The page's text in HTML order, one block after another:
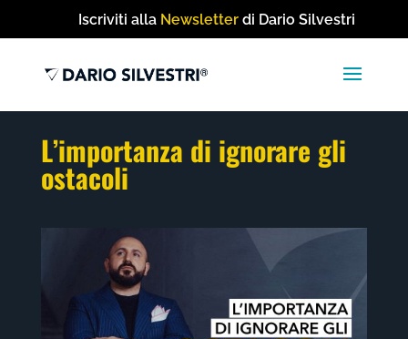
Iscriviti alla Newsletter di Dario Silvestri
L’importanza di ignorare gli
ostacoli